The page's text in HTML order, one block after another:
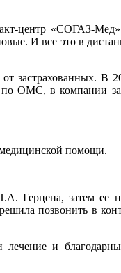
центр «СОГАЗ-Мед»
И все это в
В
ОМС, в компании
помощи.
Герцена, затем ее
позвонить в
лечение и